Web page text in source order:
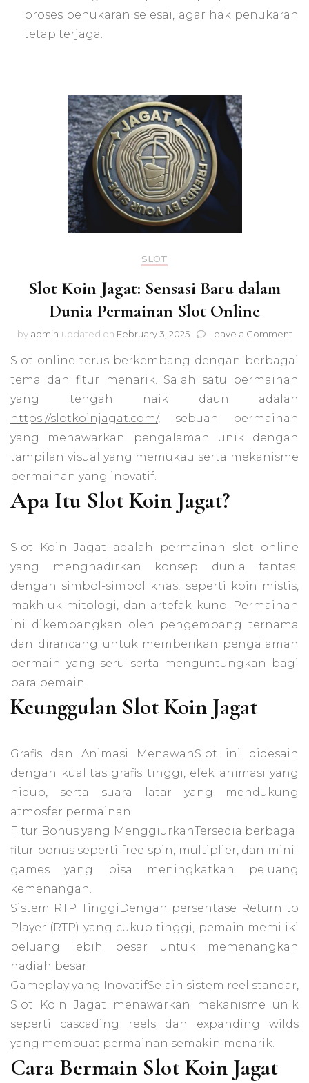
proses penukaran selesai, agar hak penukaran
tetap terjaga.
SLOT
Slot Koin Jagat: Sensasi Baru dalam
Dunia Permainan Slot Online
by admin updated on February 3, 2025 Leave a Commenton
Slot
Slot online terus berkembang dengan berbagai
tema dan fitur menarik. Salah satu permainan
yang tengah naik daun adalah
https://slotkoinjagat.com/, sebuah permainan
yang menawarkan pengalaman unik dengan
tampilan visual yang memukau serta mekanisme
permainan yang inovatif.
Apa Itu Slot Koin Jagat?
Slot Koin Jagat adalah permainan slot online
yang menghadirkan konsep dunia fantasi
dengan simbol-simbol khas, seperti koin mistis,
makhluk mitologi, dan artefak kuno. Permainan
ini dikembangkan oleh pengembang ternama
dan dirancang untuk memberikan pengalaman
bermain yang seru serta menguntungkan bagi
para pemain.
Keunggulan Slot Koin Jagat
Grafis dan Animasi MenawanSlot ini didesain
dengan kualitas grafis tinggi, efek animasi yang
hidup, serta suara latar yang mendukung
atmosfer permainan.
Fitur Bonus yang MenggiurkanTersedia berbagai
fitur bonus seperti free spin, multiplier, dan mini-
games yang bisa meningkatkan peluang
kemenangan.
Sistem RTP TinggiDengan persentase Return to
Player (RTP) yang cukup tinggi, pemain memiliki
peluang lebih besar untuk memenangkan
hadiah besar.
Gameplay yang InovatifSelain sistem reel standar,
Slot Koin Jagat menawarkan mekanisme unik
seperti cascading reels dan expanding wilds
yang membuat permainan semakin menarik.
Cara Bermain Slot Koin Jagat